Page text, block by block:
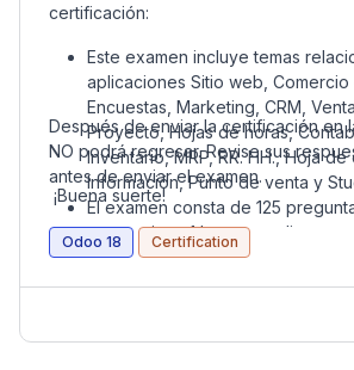
certificación:
Este examen incluye temas
aplicaciones Sitio web, Comercio
Encuestas, Marketing, CRM,
Proyecto, Hojas de horas,
Inventario, MRP, RR. HH., Hoja de
Información, Punto de venta y
El examen consta de 125
proporciona 1 hora y media para
Para PASAR el examen es
como mínimo una calificación de
Después de enviar la certificación en
NO podrá regresar. Revise sus
antes de enviar el examen.
¡Buena suerte!
Odoo 18 Certification